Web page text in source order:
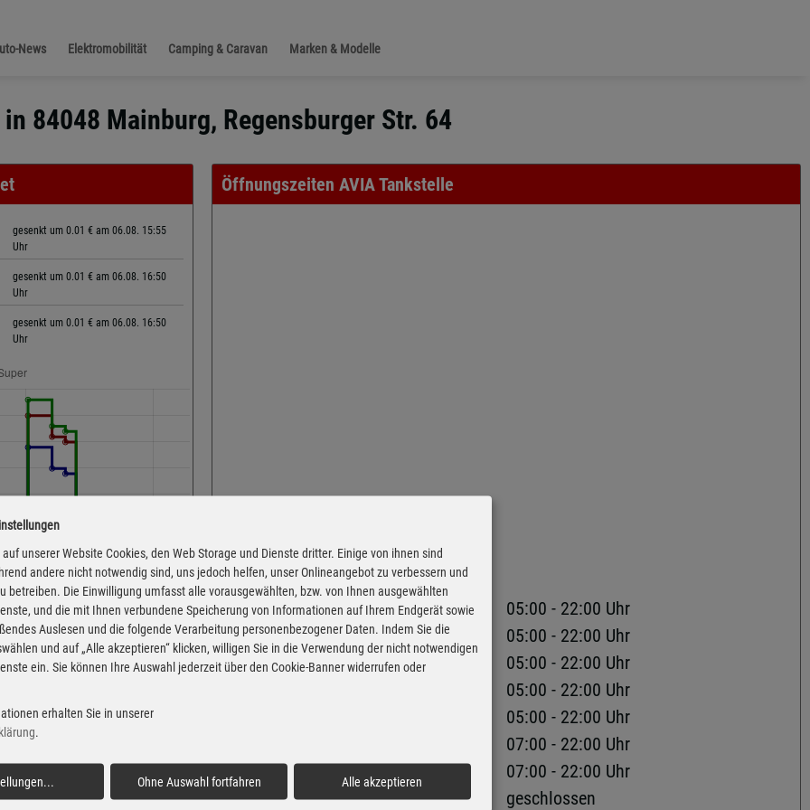
News Elektromobilität Camping & Caravan Marken & Modelle
84048 Mainburg, Regensburger Str. 64
gesenkt um 0.01 € am 06.08. 15:55
Uhr
gesenkt um 0.01 € am 06.08. 16:50
Uhr
gesenkt um 0.01 € am 06.08. 16:50
Uhr
der Markttransparenzstelle
Informationsdienst,
übernehmen. Alle
der jeweiligen
Öffnungszeiten AVIA Tankstelle
Regensburger Str. 64
84048 Mainburg
Montag
05:00 - 22:00 Uhr
Dienstag
05:00 - 22:00 Uhr
Mittwoch
05:00 - 22:00 Uhr
05:00 - 22:00 Uhr
05:00 - 22:00 Uhr
07:00 - 22:00 Uhr
Sonntag
07:00 - 22:00 Uhr
Feiertag
geschlossen
unserer Website Cookies, den Web Storage und Dienste dritter. Einige von ihnen sind
andere nicht notwendig sind, uns jedoch helfen, unser Onlineangebot zu verbessern und
betreiben. Die Einwilligung umfasst alle vorausgewählten, bzw. von Ihnen ausgewählten
und die mit Ihnen verbundene Speicherung von Informationen auf Ihrem Endgerät sowie
Auslesen und die folgende Verarbeitung personenbezogener Daten. Indem Sie die
und auf „Alle akzeptieren“ klicken, willigen Sie in die Verwendung der nicht notwendigen
ein. Sie können Ihre Auswahl jederzeit über den Cookie-Banner widerrufen oder
erhalten Sie in unserer
.
... Ohne Auswahl fortfahren Alle akzeptieren